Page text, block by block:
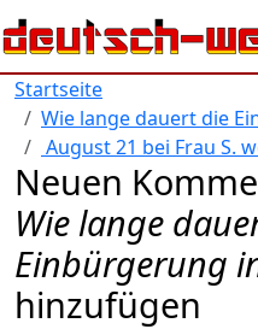
Direkt zum Inhalt
Startseite
Wie lange dauert die
August 21 bei Frau S.
Neuen
Wie lange
Einbürgerung
hinzufügen